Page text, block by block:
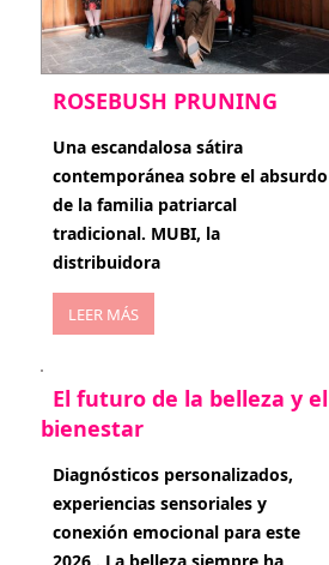
ROSEBUSH PRUNING
enero 20, 2026
Una escandalosa sátira
contemporánea sobre el absurdo
de la familia patriarcal
tradicional. MUBI, la
distribuidora
LEER MÁS
El futuro de la belleza y el
bienestar
enero 15, 2026
Diagnósticos personalizados,
experiencias sensoriales y
conexión emocional para este